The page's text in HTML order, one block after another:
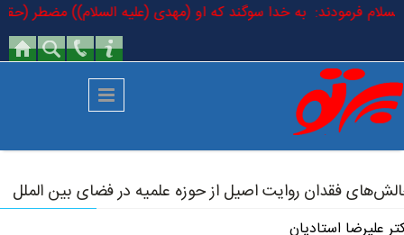
رفتن به محتوای اصلی
السلام فرمودند: به خدا سوگند که او (مهدی (علیه السلام)) مضطر
فقدان روایت اصیل از حوزه علمیه در فضای بین الملل
علیرضا استادیان